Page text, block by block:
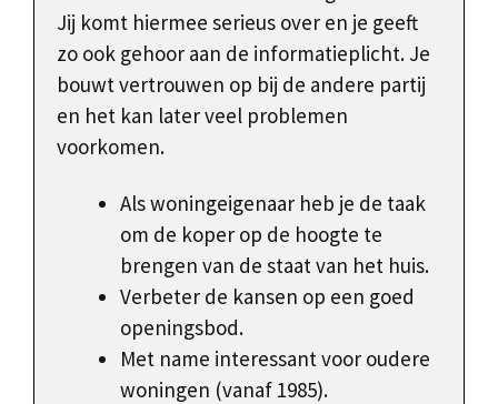
Jij komt hiermee serieus over en je geeft
zo ook gehoor aan de informatieplicht. Je
bouwt vertrouwen op bij de andere partij
en het kan later veel problemen
voorkomen.
Als woningeigenaar heb je de taak
om de koper op de hoogte te
brengen van de staat van het huis.
Verbeter de kansen op een goed
openingsbod.
Met name interessant voor oudere
woningen (vanaf 1985).